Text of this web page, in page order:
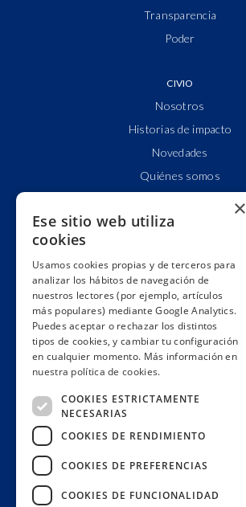
Transparencia
Poder
CIVIO
Nosotros
Historias de impacto
Novedades
Quiénes somos
Alianzas y redes
Impacto
Premios
Formación
Código ético
Re-publica
Muro de donantes
Únete aquí
×
Ese sitio web utiliza
cookies
Usamos cookies propias y de terceros para
analizar los hábitos de navegación de
nuestros lectores (por ejemplo, artículos
más populares) mediante Google Analytics.
Puedes aceptar o rechazar los distintos
tipos de cookies, y cambiar tu configuración
en cualquier momento. Más información en
nuestra política de cookies.
COOKIES ESTRICTAMENTE
NECESARIAS
COOKIES DE RENDIMIENTO
COOKIES DE PREFERENCIAS
COOKIES DE FUNCIONALIDAD